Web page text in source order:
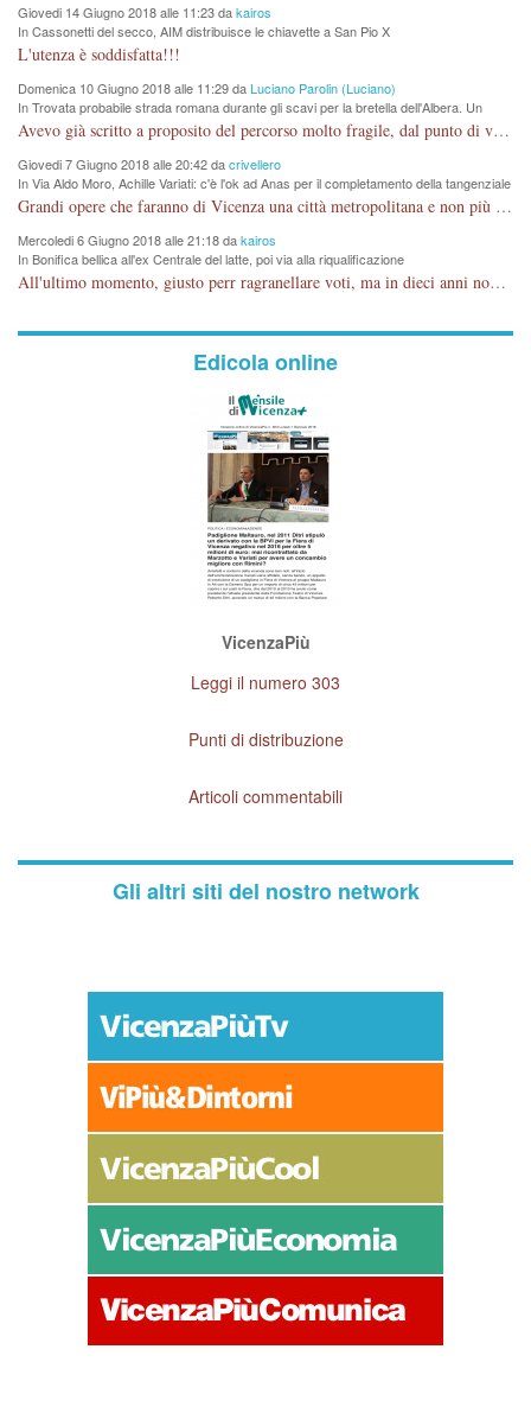
Giovedi 14 Giugno 2018 alle 11:23 dakairos
In Cassonetti del secco, AIM distribuisce le chiavette a San Pio X
L'utenza è soddisfatta!!!
Domenica 10 Giugno 2018 alle 11:29 daLuciano Parolin (Luciano)
In Trovata probabile strada romana durante gli scavi per la bretella dell'Albera. Un
nuovo stop?
Avevo già scritto a proposito del percorso molto fragile, dal punto di vista archeologico. La zona è sicuramente ricca di testimonianze religiose, con insediamenti abitativi, vedi l'acquedotto romano di Lobbia. Spero, che risorgive della Seriola, non subiscano danni.
Giovedi 7 Giugno 2018 alle 20:42 dacrivellero
In Via Aldo Moro, Achille Variati: c'è l'ok ad Anas per il completamento della tangenziale
Grandi opere che faranno di Vicenza una città metropolitana e non più provinciale soffocata dal rumore dal traffico e smog concentrato in 6 vie cittadine. complimenti
Mercoledi 6 Giugno 2018 alle 21:18 dakairos
In Bonifica bellica all'ex Centrale del latte, poi via alla riqualificazione
All'ultimo momento, giusto perr ragranellare voti, ma in dieci anni non si poteva fare prima?
Edicola online
VicenzaPiù
Leggi il numero 303
Punti di distribuzione
Articoli commentabili
Gli altri siti del nostro network